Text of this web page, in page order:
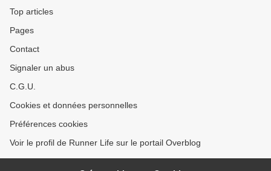
Top articles
Pages
Contact
Signaler un abus
C.G.U.
Cookies et données personnelles
Préférences cookies
Voir le profil de Runner Life sur le portail Overblog